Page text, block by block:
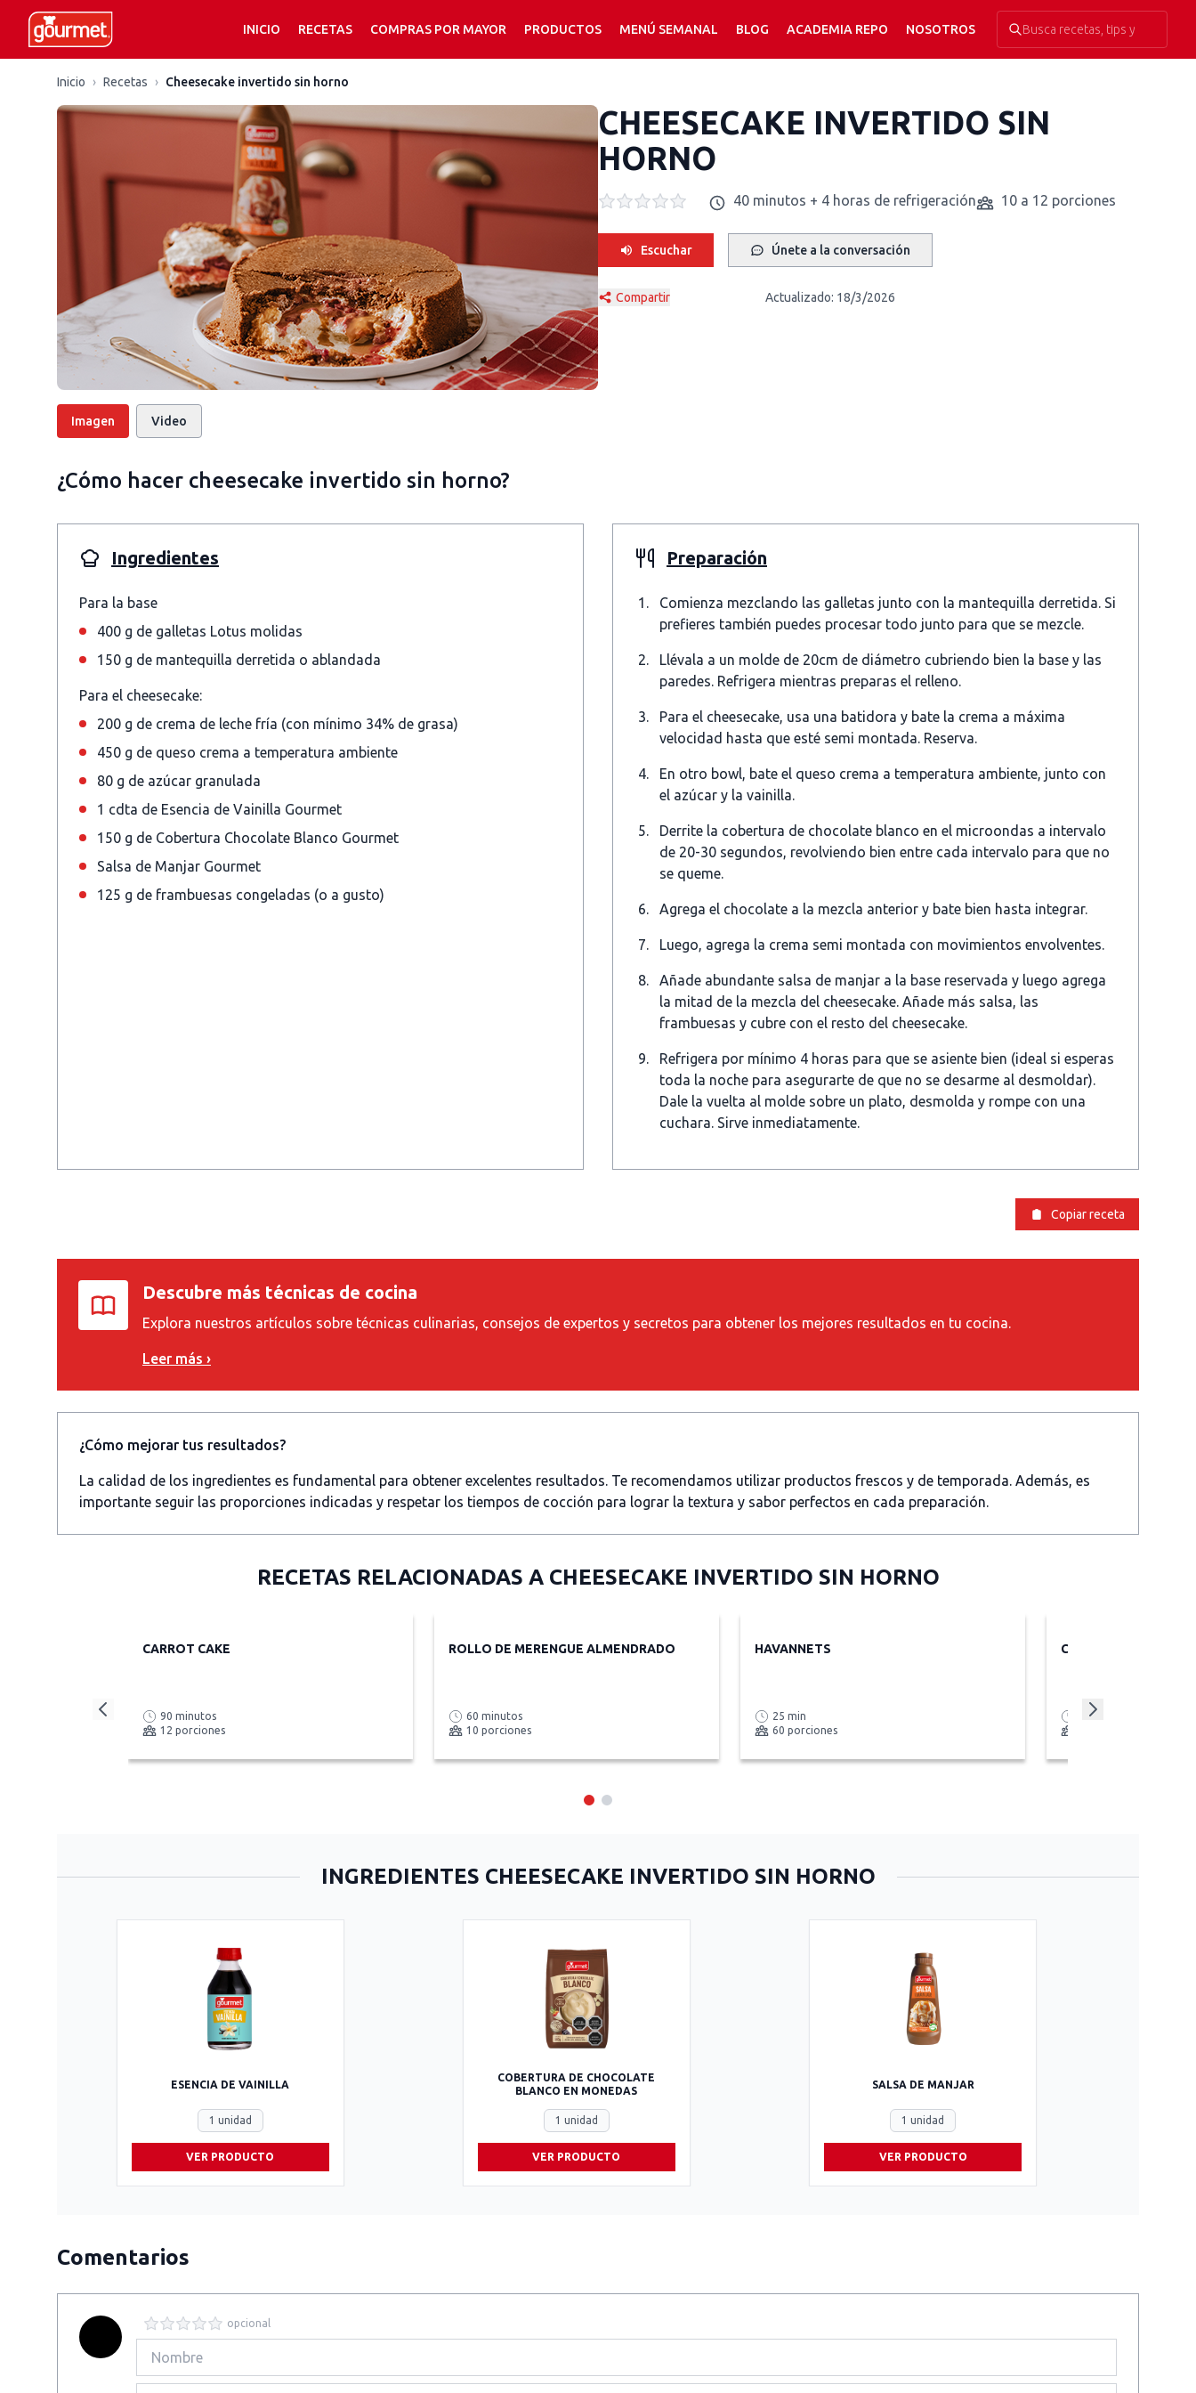
INICIO RECETAS COMPRAS POR MAYOR PRODUCTOS MENÚ SEMANAL BLOG ACADEMIA REPO NOSOTROS
Inicio › Recetas › Cheesecake invertido sin horno
Imagen Video
CHEESECAKE INVERTIDO SIN
HORNO
40 minutos + 4 horas de refrigeración 10 a 12 porciones
Escuchar Únete a la conversación
Compartir Actualizado: 18/3/2026
¿Cómo hacer cheesecake invertido sin horno?
Ingredientes
Para la base
400 g de galletas Lotus molidas
150 g de mantequilla derretida o ablandada
Para el cheesecake:
200 g de crema de leche fría (con mínimo 34% de grasa)
450 g de queso crema a temperatura ambiente
80 g de azúcar granulada
1 cdta de Esencia de Vainilla Gourmet
150 g de Cobertura Chocolate Blanco Gourmet
Salsa de Manjar Gourmet
125 g de frambuesas congeladas (o a gusto)
Preparación
Comienza mezclando las galletas junto con la mantequilla derretida. Si
prefieres también puedes procesar todo junto para que se mezcle.
Llévala a un molde de 20cm de diámetro cubriendo bien la base y las
paredes. Refrigera mientras preparas el relleno.
Para el cheesecake, usa una batidora y bate la crema a máxima
velocidad hasta que esté semi montada. Reserva.
En otro bowl, bate el queso crema a temperatura ambiente, junto con
el azúcar y la vainilla.
Derrite la cobertura de chocolate blanco en el microondas a intervalo
de 20-30 segundos, revolviendo bien entre cada intervalo para que no
se queme.
Agrega el chocolate a la mezcla anterior y bate bien hasta integrar.
Luego, agrega la crema semi montada con movimientos envolventes.
Añade abundante salsa de manjar a la base reservada y luego agrega
la mitad de la mezcla del cheesecake. Añade más salsa, las
frambuesas y cubre con el resto del cheesecake.
Refrigera por mínimo 4 horas para que se asiente bien (ideal si esperas
toda la noche para asegurarte de que no se desarme al desmoldar).
Dale la vuelta al molde sobre un plato, desmolda y rompe con una
cuchara. Sirve inmediatamente.
Copiar receta
Descubre más técnicas de cocina
Explora nuestros artículos sobre técnicas culinarias, consejos de expertos y secretos para obtener los mejores resultados en tu cocina.
Leer más ›
¿Cómo mejorar tus resultados?
La calidad de los ingredientes es fundamental para obtener excelentes resultados. Te recomendamos utilizar productos frescos y de temporada. Además, es
importante seguir las proporciones indicadas y respetar los tiempos de cocción para lograr la textura y sabor perfectos en cada preparación.
RECETAS RELACIONADAS A CHEESECAKE INVERTIDO SIN HORNO
CARROT CAKE
90 minutos
12 porciones
ROLLO DE MERENGUE ALMENDRADO
60 minutos
10 porciones
HAVANNETS
25 min
60 porciones
COPÓN DE 3 LECHES
2 horas
INGREDIENTES CHEESECAKE INVERTIDO SIN HORNO
ESENCIA DE VAINILLA
1 unidad
VER PRODUCTO
COBERTURA DE CHOCOLATE
BLANCO EN MONEDAS
1 unidad
VER PRODUCTO
SALSA DE MANJAR
1 unidad
VER PRODUCTO
Comentarios
opcional